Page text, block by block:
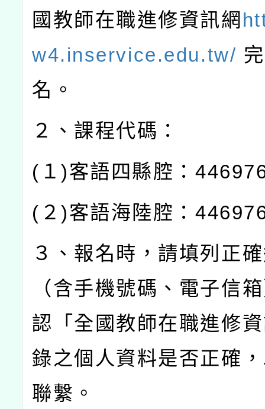
國教師在職進修資訊網
w4.inservice.edu.tw/
名。
２、課程代碼：
( １)客語四縣腔：
( ２)客語海陸腔：
３、報名時，請填列正
（含手機號碼、電子信
認「全國教師在職進修
錄之個人資料是否正確
聯繫。